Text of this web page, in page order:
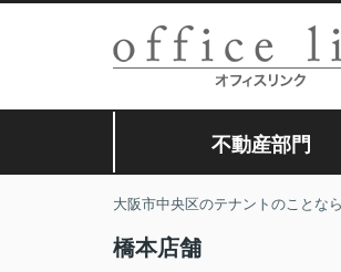
不動産部門
大阪市中央区のテナントのことな
橋本店舗